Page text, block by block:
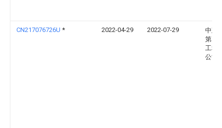
CN217076726U * 2022-04-29 2022-07-29
中建
第四
工程
公司